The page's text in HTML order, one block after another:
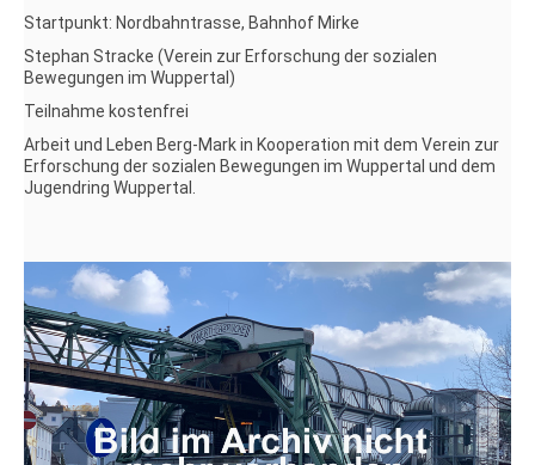
Startpunkt: Nordbahntrasse, Bahnhof Mirke
Stephan Stracke (Verein zur Erforschung der sozialen
Bewegungen im Wuppertal)
Teilnahme kostenfrei
Arbeit und Leben Berg-Mark in Kooperation mit dem Verein zur
Erforschung der sozialen Bewegungen im Wuppertal und dem
Jugendring Wuppertal.